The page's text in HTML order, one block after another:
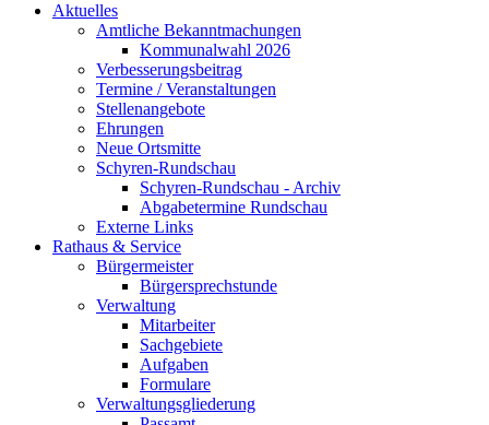
Aktuelles
Amtliche Bekanntmachungen
Kommunalwahl 2026
Verbesserungsbeitrag
Termine / Veranstaltungen
Stellenangebote
Ehrungen
Neue Ortsmitte
Schyren-Rundschau
Schyren-Rundschau - Archiv
Abgabetermine Rundschau
Externe Links
Rathaus & Service
Bürgermeister
Bürgersprechstunde
Verwaltung
Mitarbeiter
Sachgebiete
Aufgaben
Formulare
Verwaltungsgliederung